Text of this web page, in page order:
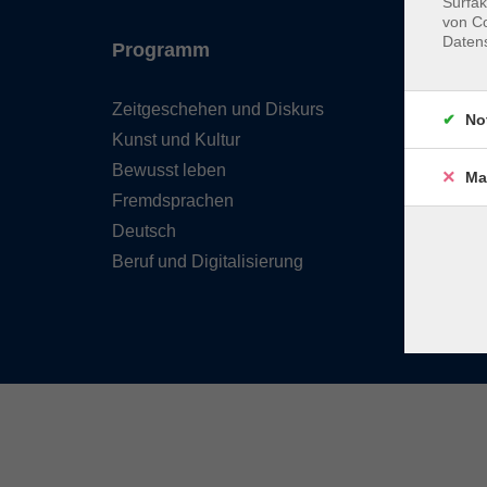
Programm
Zeitgeschehen und Diskurs
Kunst und Kultur
Bewusst leben
Fremdsprachen
Deutsch
Beruf und Digitalisierung
von